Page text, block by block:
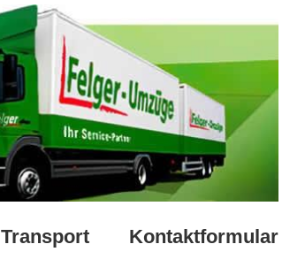
Transport Kontaktformular